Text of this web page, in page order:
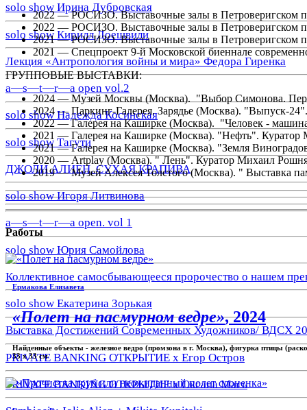
solo show Ирина Дубровская
solo show Кирилл Доешвили
Лекция «Антропология войны и мира» Федора Гиренка
a—s—t—r—a open vol.2
solo show Надежда Косинская
solo show Тагути
ДЖОЛИ АЛИЕН. СУХАЯ КРАПИВА
solo show Игоря Литвинова
a—s—t—r—a open. vol 1
solo show Юрия Самойлова
Коллективное самосбывающееся пророчество о нашем
solo show Екатерина Зорькая
Выставка Достижений Современных Художников/ ВДСХ
PRIVATE BANKING ОТКРЫТИЕ х Егор Остров
PRIVATE BANKING ОТКРЫТИЕ х Оксана Мась
2022 — РОСИЗО. Выставочные залы в Петроверигском
2022 — РОСИЗО. Выставочные залы в Петроверигском
2021 — РОСИЗО. Выставочные залы в Петроверигском
2021 — Спецпроект 9-й Московской биеннале
ГРУППОВЫЕ ВЫСТАВКИ:
2024 — Музей Москвы (Москва). "Выбор Симонова.
2024 — Паркинг-Галерея. Зарядье (Москва). "Выпуск-
2022 — Галерея на Каширке (Москва). "Человек -
2021 — Галерея на Каширке (Москва). "Нефть". Куратор
2021 — Галерея на Каширке (Москва). "Земля
2020 — Аrtplay (Москва). " Лень". Куратор Михаил
2019 — Музей Алексея Толстого (Москва). " Выставка
Работы
Ермакова Елизавета
«Полет на пасмурном ведре», 2024
Найденные объекты - железное ведро (промзона в г. Москва), фигурка птицы
33 х 33 см